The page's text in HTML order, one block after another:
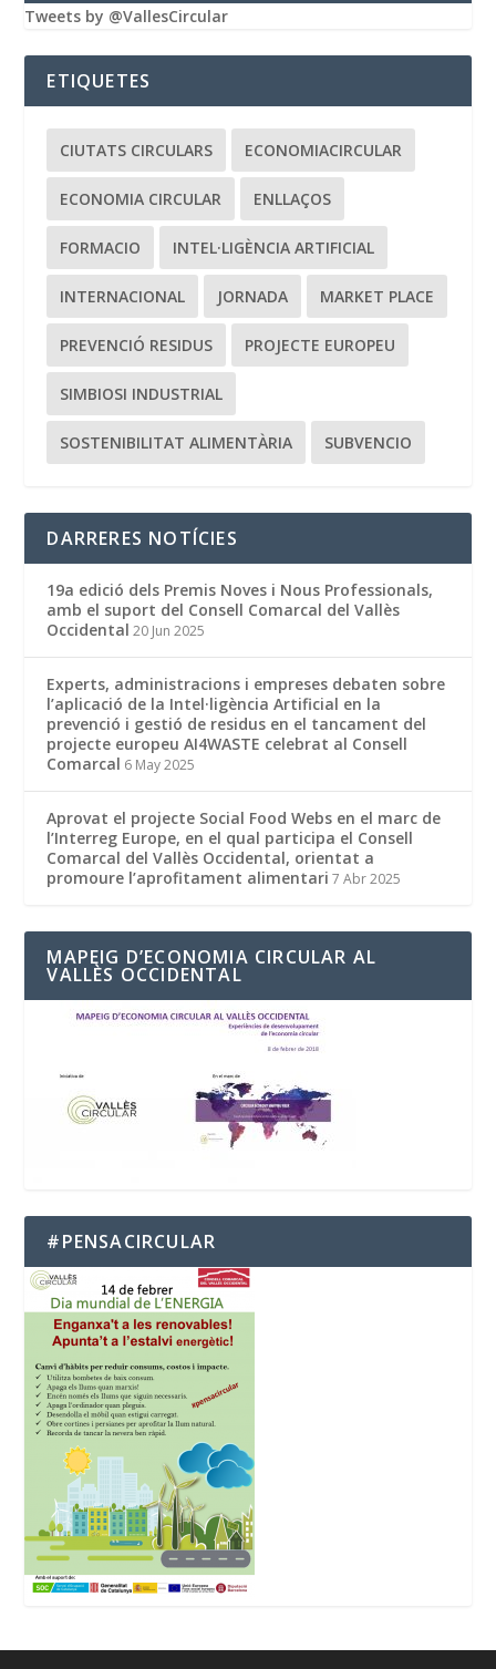
Tweets by @VallesCircular
ETIQUETES
CIUTATS CIRCULARS ECONOMIACIRCULAR
ECONOMIA CIRCULAR ENLLAÇOS
FORMACIO INTEL·LIGÈNCIA ARTIFICIAL
INTERNACIONAL JORNADA MARKET PLACE
PREVENCIÓ RESIDUS PROJECTE EUROPEU
SIMBIOSI INDUSTRIAL
SOSTENIBILITAT ALIMENTÀRIA SUBVENCIO
DARRERES NOTÍCIES
19a edició dels Premis Noves i Nous Professionals,
amb el suport del Consell Comarcal del Vallès
Occidental 20 Jun 2025
Experts, administracions i empreses debaten sobre
l’aplicació de la Intel·ligència Artificial en la
prevenció i gestió de residus en el tancament del
projecte europeu AI4WASTE celebrat al Consell
Comarcal 6 May 2025
Aprovat el projecte Social Food Webs en el marc de
l’Interreg Europe, en el qual participa el Consell
Comarcal del Vallès Occidental, orientat a
promoure l’aprofitament alimentari 7 Abr 2025
MAPEIG D’ECONOMIA CIRCULAR AL
VALLÈS OCCIDENTAL
#PENSACIRCULAR